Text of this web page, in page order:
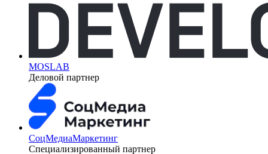
MOSLAB
Деловой партнер
СоцМедиаМаркетинг
Специализированный партнер